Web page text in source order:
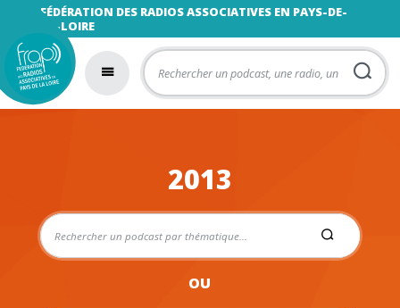
FÉDÉRATION DES RADIOS ASSOCIATIVES EN PAYS-DE-
LA-LOIRE
2013
OU